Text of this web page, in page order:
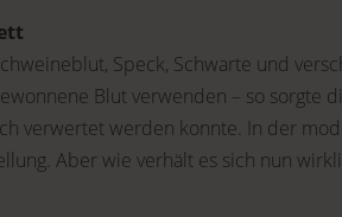
Speck, Schwarte und
Blut verwenden – so sorgte
verwertet werden konnte. In der
Aber wie verhält es sich nun